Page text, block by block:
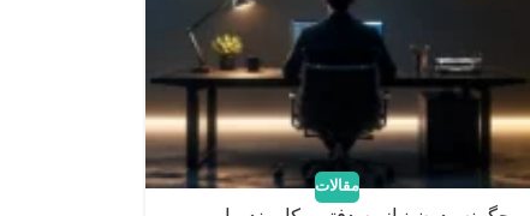
مقالات